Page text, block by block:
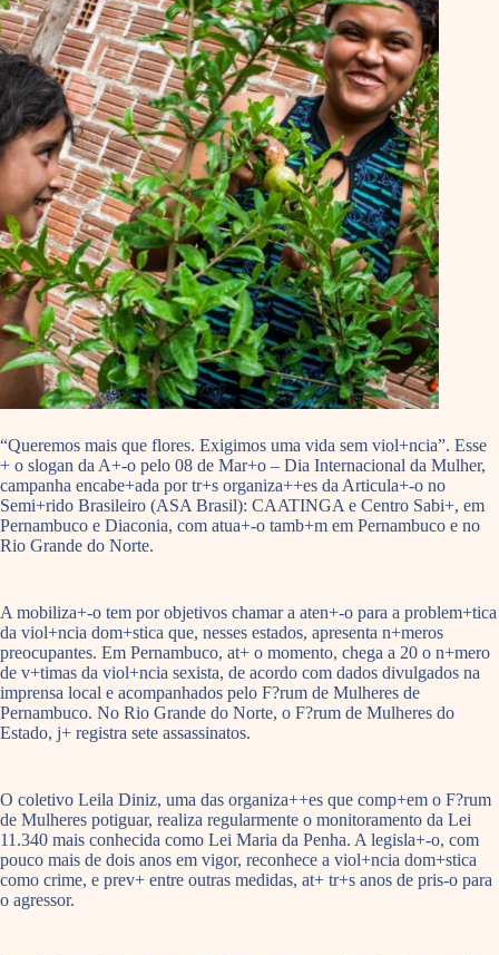
“Queremos mais que flores. Exigimos uma vida sem viol+ncia”. Esse
+ o slogan da A+-o pelo 08 de Mar+o – Dia Internacional da Mulher,
campanha encabe+ada por tr+s organiza++es da Articula+-o no
Semi+rido Brasileiro (ASA Brasil): CAATINGA e Centro Sabi+, em
Pernambuco e Diaconia, com atua+-o tamb+m em Pernambuco e no
Rio Grande do Norte.
A mobiliza+-o tem por objetivos chamar a aten+-o para a problem+tica
da viol+ncia dom+stica que, nesses estados, apresenta n+meros
preocupantes. Em Pernambuco, at+ o momento, chega a 20 o n+mero
de v+timas da viol+ncia sexista, de acordo com dados divulgados na
imprensa local e acompanhados pelo F?rum de Mulheres de
Pernambuco. No Rio Grande do Norte, o F?rum de Mulheres do
Estado, j+ registra sete assassinatos.
O coletivo Leila Diniz, uma das organiza++es que comp+em o F?rum
de Mulheres potiguar, realiza regularmente o monitoramento da Lei
11.340 mais conhecida como Lei Maria da Penha. A legisla+-o, com
pouco mais de dois anos em vigor, reconhece a viol+ncia dom+stica
como crime, e prev+ entre outras medidas, at+ tr+s anos de pris-o para
o agressor.